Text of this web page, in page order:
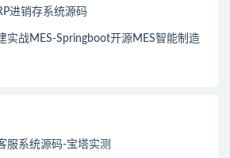
进销存系统源码
实战MES-Springboot开源MES智能制造
服系统源码-宝塔实测